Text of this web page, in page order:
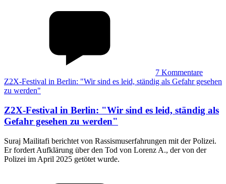
7 Kommentare
Z2X-Festival in Berlin: "Wir sind es leid, ständig als Gefahr gesehen
zu werden"
Z2X-Festival in Berlin: "Wir sind es leid, ständig als
Gefahr gesehen zu werden"
Suraj Mailitafi berichtet von Rassismuserfahrungen mit der Polizei.
Er fordert Aufklärung über den Tod von Lorenz A., der von der
Polizei im April 2025 getötet wurde.